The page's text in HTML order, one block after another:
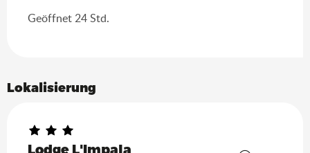
Geöffnet 24 Std.
Lokalisierung
Lodge L'Impala